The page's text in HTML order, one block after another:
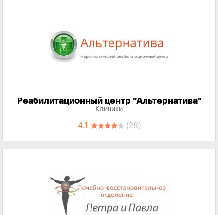
Реабилитационный центр "Альтернатива"
Клиники
4.1 (28)